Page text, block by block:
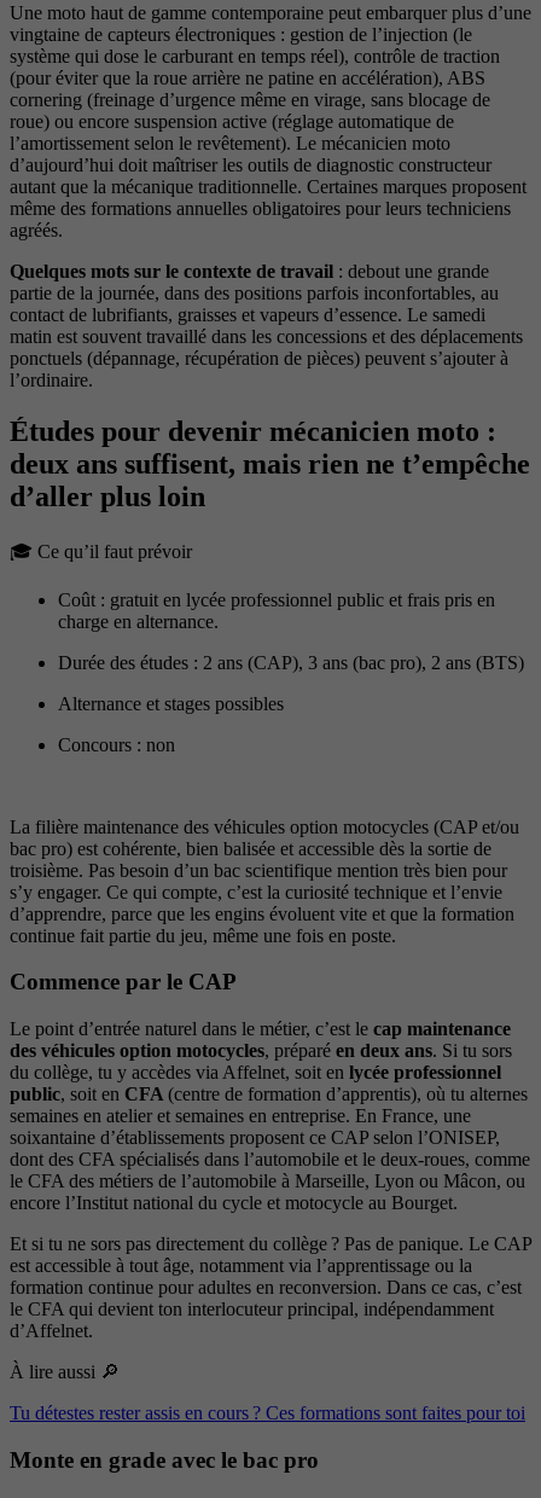
Une moto haut de gamme contemporaine peut embarquer plus d’une
vingtaine de capteurs électroniques : gestion de l’injection (le
système qui dose le carburant en temps réel), contrôle de traction
(pour éviter que la roue arrière ne patine en accélération), ABS
cornering (freinage d’urgence même en virage, sans blocage de
roue) ou encore suspension active (réglage automatique de
l’amortissement selon le revêtement). Le mécanicien moto
d’aujourd’hui doit maîtriser les outils de diagnostic constructeur
autant que la mécanique traditionnelle. Certaines marques proposent
même des formations annuelles obligatoires pour leurs techniciens
agréés.
Quelques mots sur le contexte de travail : debout une grande
partie de la journée, dans des positions parfois inconfortables, au
contact de lubrifiants, graisses et vapeurs d’essence. Le samedi
matin est souvent travaillé dans les concessions et des déplacements
ponctuels (dépannage, récupération de pièces) peuvent s’ajouter à
l’ordinaire.
Études pour devenir mécanicien moto :
deux ans suffisent, mais rien ne t’empêche
d’aller plus loin
🎓 Ce qu’il faut prévoir
Coût : gratuit en lycée professionnel public et frais pris en
charge en alternance.
Durée des études : 2 ans (CAP), 3 ans (bac pro), 2 ans (BTS)
Alternance et stages possibles
Concours : non
La filière maintenance des véhicules option motocycles (CAP et/ou
bac pro) est cohérente, bien balisée et accessible dès la sortie de
troisième. Pas besoin d’un bac scientifique mention très bien pour
s’y engager. Ce qui compte, c’est la curiosité technique et l’envie
d’apprendre, parce que les engins évoluent vite et que la formation
continue fait partie du jeu, même une fois en poste.
Commence par le CAP
Le point d’entrée naturel dans le métier, c’est le cap maintenance
des véhicules option motocycles, préparé en deux ans. Si tu sors
du collège, tu y accèdes via Affelnet, soit en lycée professionnel
public, soit en CFA (centre de formation d’apprentis), où tu alternes
semaines en atelier et semaines en entreprise. En France, une
soixantaine d’établissements proposent ce CAP selon l’ONISEP,
dont des CFA spécialisés dans l’automobile et le deux-roues, comme
le CFA des métiers de l’automobile à Marseille, Lyon ou Mâcon, ou
encore l’Institut national du cycle et motocycle au Bourget.
Et si tu ne sors pas directement du collège ? Pas de panique. Le CAP
est accessible à tout âge, notamment via l’apprentissage ou la
formation continue pour adultes en reconversion. Dans ce cas, c’est
le CFA qui devient ton interlocuteur principal, indépendamment
d’Affelnet.
À lire aussi 🔎
Tu détestes rester assis en cours ? Ces formations sont faites pour toi
Monte en grade avec le bac pro